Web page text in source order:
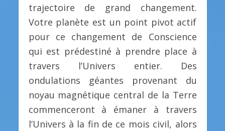
trajectoire de grand changement.
Votre planète est un point pivot actif
pour ce changement de Conscience
qui est prédestiné à prendre place à
travers l’Univers entier. Des
ondulations géantes provenant du
noyau magnétique central de la Terre
commenceront à émaner à travers
l’Univers à la fin de ce mois civil, alors